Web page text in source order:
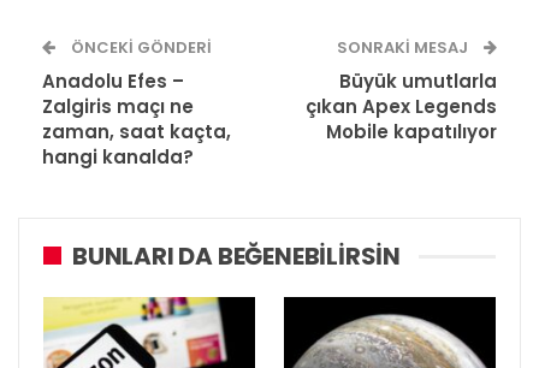
ÖNCEKI GÖNDERI
Anadolu Efes –
Zalgiris maçı ne
zaman, saat kaçta,
hangi kanalda?
SONRAKI MESAJ
Büyük umutlarla
çıkan Apex Legends
Mobile kapatılıyor
BUNLARI DA BEĞENEBILIRSIN